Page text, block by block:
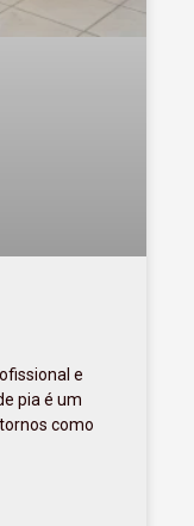
e
pia é um
como